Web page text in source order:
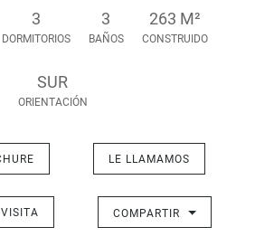
3
DORMITORIOS
3
BAÑOS
263 M²
CONSTRUIDO
SUR
ORIENTACIÓN
LE LLAMAMOS
COMPARTIR